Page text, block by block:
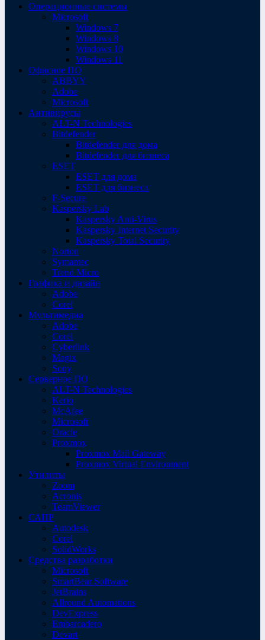
Операционные системы
Microsoft
Windows 7
Windows 8
Windows 10
Windows 11
Офисное ПО
ABBYY
Adobe
Microsoft
Антивирусы
ALT-N Technologies
Bitdefender
Bitdefender для дома
Bitdefender для бизнеса
ESET
ESET для дома
ESET для бизнеса
F-Secure
Kaspersky Lab
Kaspersky Anti-Virus
Kaspersky Internet Security
Kaspersky Total Security
Norton
Symantec
Trend Micro
Графика и дизайн
Adobe
Corel
Мультимедиа
Adobe
Corel
Cyberlink
Magix
Sony
Серверное ПО
ALT-N Technologies
Kerio
McAfee
Microsoft
Oracle
Proxmox
Proxmox Mail Gateway
Proxmox Virtual Environment
Утилиты
Zoom
Acronis
TeamViewer
САПР
Autodesk
Corel
SolidWorks
Средства разработки
Microsoft
SmartBear Software
JetBrains
Allround Automations
DevExpress
Embarcadero
Devart